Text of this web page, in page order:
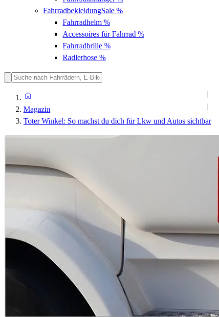
FahrradbekleidungSale %
Fahrradhelm %
Accessoires für Fahrrad %
Fahrradbrille %
Radlerhose %
Magazin
Toter Winkel: So machst du dich für Lkw und Autos sichtbar